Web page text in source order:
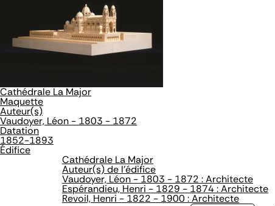
Cathédrale La Major
Maquette
Auteur(s)
Vaudoyer, Léon - 1803 - 1872
Datation
1852-1893
Édifice
Cathédrale La Major
Auteur(s) de l'édifice
Vaudoyer, Léon - 1803 - 1872 : Architecte
Espérandieu, Henri - 1829 - 1874 : Architecte
Revoil, Henri - 1822 - 1900 : Architecte